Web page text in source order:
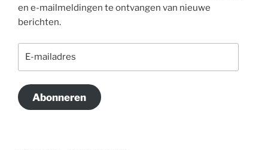
en e-mailmeldingen te ontvangen van nieuwe
berichten.
Abonneren